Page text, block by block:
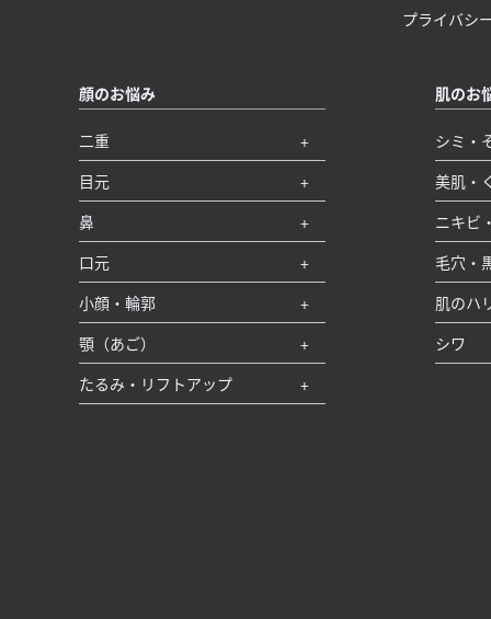
プライバシ
顔のお悩み
二重
目元
鼻
口元
小顔・輪郭
顎（あご）
たるみ・リフトアップ
肌のお
シミ・
美肌・
ニキビ
毛穴・
肌のハ
シワ